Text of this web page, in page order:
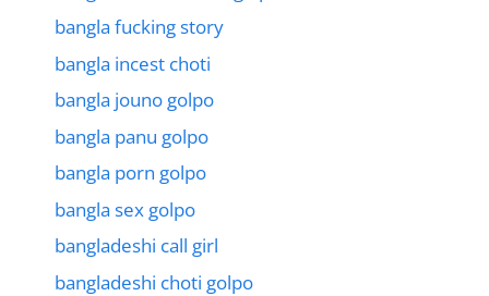
bangla fucking story
bangla incest choti
bangla jouno golpo
bangla panu golpo
bangla porn golpo
bangla sex golpo
bangladeshi call girl
bangladeshi choti golpo